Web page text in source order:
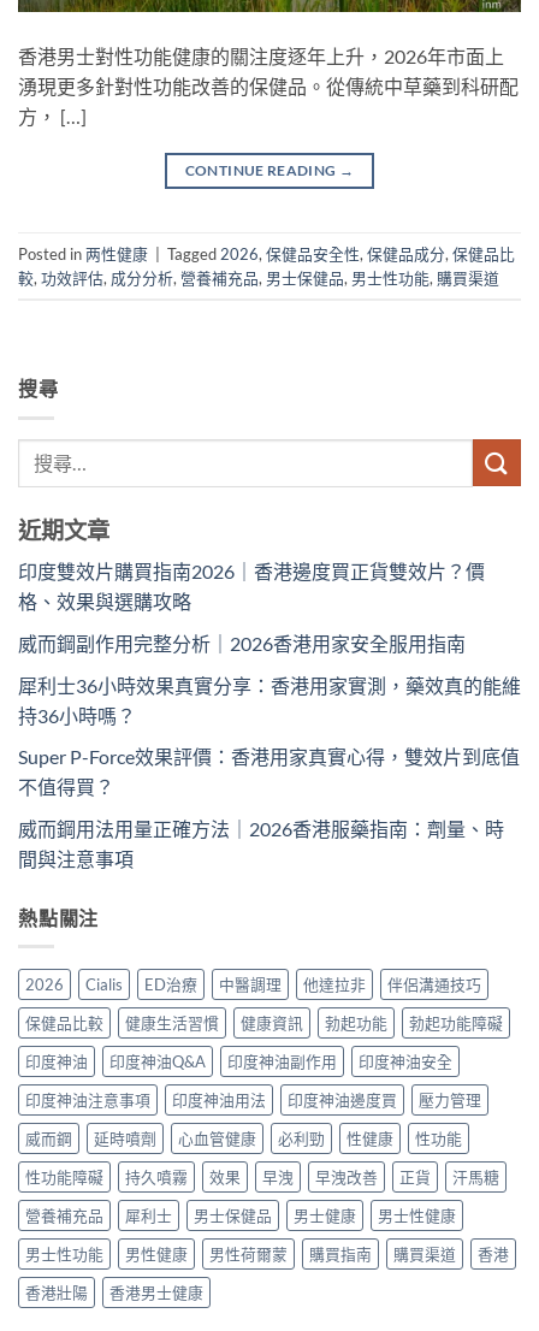
香港男士對性功能健康的關注度逐年上升，2026年市面上
湧現更多針對性功能改善的保健品。從傳統中草藥到科研配
方， […]
CONTINUE READING →
Posted in两性健康 | Tagged 2026, 保健品安全性, 保健品成分, 保健品比
較, 功效評估, 成分分析, 營養補充品, 男士保健品, 男士性功能, 購買渠道
搜尋
近期文章
印度雙效片購買指南2026｜香港邊度買正貨雙效片？價
格、效果與選購攻略
威而鋼副作用完整分析｜2026香港用家安全服用指南
犀利士36小時效果真實分享：香港用家實測，藥效真的能維
持36小時嗎？
Super P-Force效果評價：香港用家真實心得，雙效片到底值
不值得買？
威而鋼用法用量正確方法｜2026香港服藥指南：劑量、時
間與注意事項
熱點關注
2026 Cialis ED治療 中醫調理 他達拉非
伴侶溝通技巧
保健品比較
健康生活習慣 健康資訊 勃起功能
勃起功能障礙
印度神油
印度神油Q&A 印度神油副作用
印度神油安全
印度神油注意事項
印度神油用法 印度神油邊度買
壓力管理
威而鋼
延時噴劑 心血管健康 必利勁 性健康
性功能
性功能障礙
持久噴霧 效果 早洩 早洩改善 正貨
汗馬糖
營養補充品
犀利士 男士保健品 男士健康
男士性健康
男士性功能
男性健康 男性荷爾蒙 購買指南 購買渠道
香港
香港壯陽
香港男士健康